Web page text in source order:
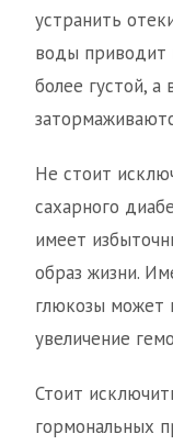
устранить
воды приводит
более густой,
Не стоит
сахарного
имеет
образ жизни.
глюкозы может
увеличение
Стоит
гормональных